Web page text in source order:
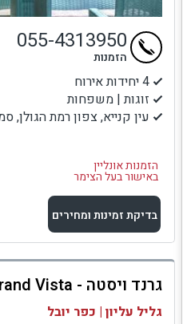
4 יחידות אירוח
זוגות | משפחות
עין קנייא, צפון רמת הגולן,
הזמנות אונליין
באישור בעל הצימר
055-4313950
הזמנות
בדיקת זמינות ומחירים
למתחם זה
בדיקת זמינות ומחירים
גרנד ויסטה - Grand Vista
גליל עליון | כפר יובל